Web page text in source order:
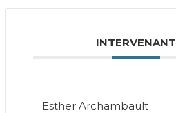
INTERVENANT
Esther Archambault